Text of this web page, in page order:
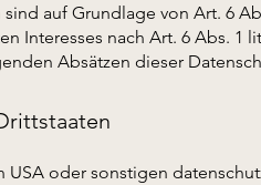
auf Grundlage von Art. 6
Interesses nach Art. 6 Abs. 1
Absätzen dieser
oder sonstigen